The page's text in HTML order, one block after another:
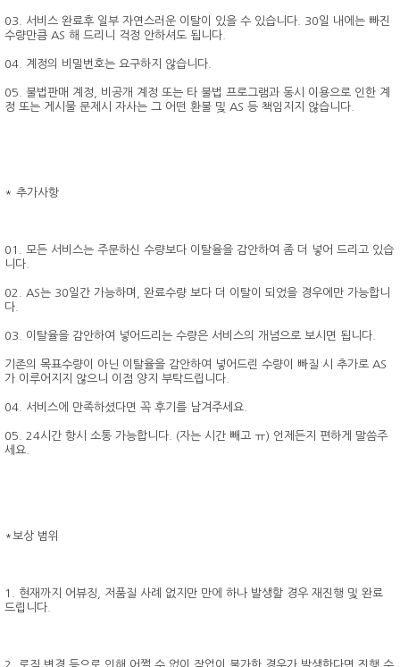
03. 서비스 완료후 일부 자연스러운 이탈이 있을 수 있습니다. 30일 내에는 빠진
수량만큼 AS 해 드리니 걱정 안하셔도 됩니다.
04. 계정의 비밀번호는 요구하지 않습니다.
05. 불법판매 계정, 비공개 계정 또는 타 불법 프로그램과 동시 이용으로 인한 계
정 또는 게시물 문제시 자사는 그 어떤 환불 및 AS 등 책임지지 않습니다.
* 추가사항
01. 모든 서비스는 주문하신 수량보다 이탈율을 감안하여 좀 더 넣어 드리고 있습
니다.
02. AS는 30일간 가능하며, 완료수량 보다 더 이탈이 되었을 경우에만 가능합니
다.
03. 이탈율을 감안하여 넣어드리는 수량은 서비스의 개념으로 보시면 됩니다.
기존의 목표수량이 아닌 이탈율을 감안하여 넣어드린 수량이 빠질 시 추가로 AS
가 이루어지지 않으니 이점 양지 부탁드립니다.
04. 서비스에 만족하셨다면 꼭 후기를 남겨주세요.
05. 24시간 항시 소통 가능합니다. (자는 시간 빼고 ㅠ) 언제든지 편하게 말씀주
세요.
*보상 범위
1. 현재까지 어뷰징, 저품질 사례 없지만 만에 하나 발생할 경우 재진행 및 완료
드립니다.